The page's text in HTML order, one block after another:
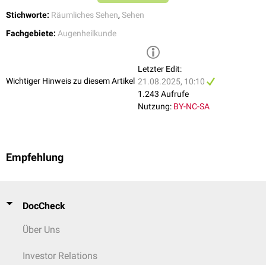
Stichworte: Räumliches Sehen, Sehen
Fachgebiete: Augenheilkunde
Wichtiger Hinweis zu diesem Artikel
Letzter Edit:
21.08.2025, 10:10
1.243 Aufrufe
Nutzung: BY-NC-SA
Empfehlung
DocCheck
Über Uns
Investor Relations